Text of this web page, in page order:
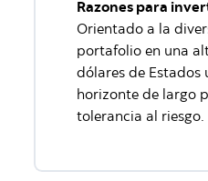
Razones para
Orientado a la
portafolio en una
dólares de Estados
horizonte de largo
tolerancia al riesgo.